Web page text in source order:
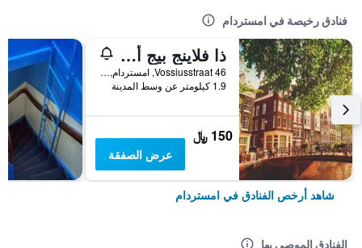
فنادق رخيصة في امستردام
ذا فلاينج بيج أبتاون هوستل
Vossiusstraat 46, امستردام, مقاطعة شمال هولندا, هولندا
1.9 كيلومتر عن وسط المدينة
150 ﷼
عرض الصفقة
شاهد أرخص الفنادق في امستردام
الفنادق الموصى بها